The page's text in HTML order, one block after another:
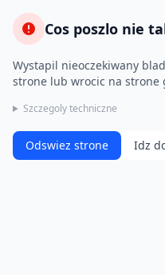
Cos poszlo nie
Wystapil nieoczekiwany
strone lub wrocic na strone
Szczegoly techniczne
Odswiez strone Idz